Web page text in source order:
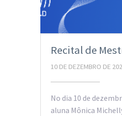
Recital de
10 DE DEZEMBRO DE
No dia 10 de
aluna Mônica